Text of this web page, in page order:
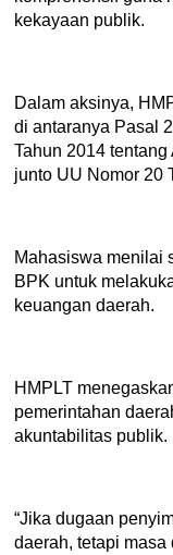
kekayaan publik.
Dalam aksinya,
di antaranya Pasal
Tahun 2014
junto UU Nomor 20
Mahasiswa menilai
BPK untuk
keuangan daerah.
HMPLT
pemerintahan
akuntabilitas publik.
“Jika dugaan
daerah, tetapi